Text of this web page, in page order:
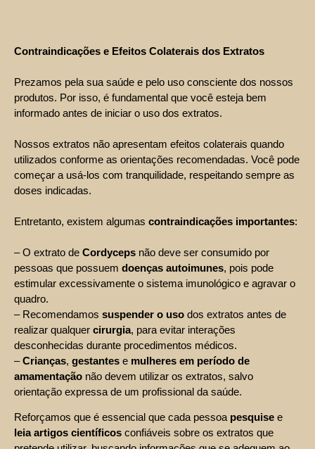
Contraindicações e Efeitos Colaterais dos Extratos
Prezamos pela sua saúde e pelo uso consciente dos nossos
produtos. Por isso, é fundamental que você esteja bem
informado antes de iniciar o uso dos extratos.
Nossos extratos não apresentam efeitos colaterais quando
utilizados conforme as orientações recomendadas. Você pode
começar a usá-los com tranquilidade, respeitando sempre as
doses indicadas.
Entretanto, existem algumas contraindicações importantes:
– O extrato de Cordyceps não deve ser consumido por
pessoas que possuem doenças autoimunes, pois pode
estimular excessivamente o sistema imunológico e agravar o
quadro.
– Recomendamos suspender o uso dos extratos antes de
realizar qualquer cirurgia, para evitar interações
desconhecidas durante procedimentos médicos.
–Crianças, gestantes e mulheres em período de
amamentação não devem utilizar os extratos, salvo
orientação expressa de um profissional da saúde.
Reforçamos que é essencial que cada pessoa pesquise e
leia artigos científicos confiáveis sobre os extratos que